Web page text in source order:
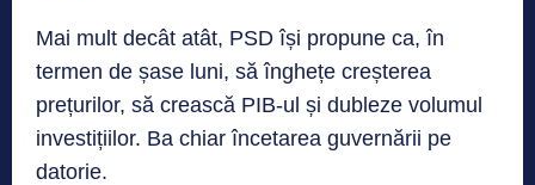
Mai mult decât atât, PSD își propune ca, în
termen de șase luni, să înghețe creșterea
prețurilor, să crească PIB-ul și dubleze volumul
investițiilor. Ba chiar încetarea guvernării pe
datorie.